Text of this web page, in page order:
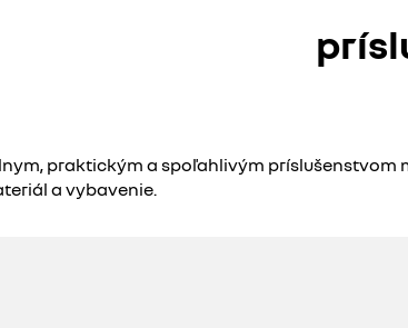
praktickým a spoľahlivým príslušenstvom
a vybavenie.​